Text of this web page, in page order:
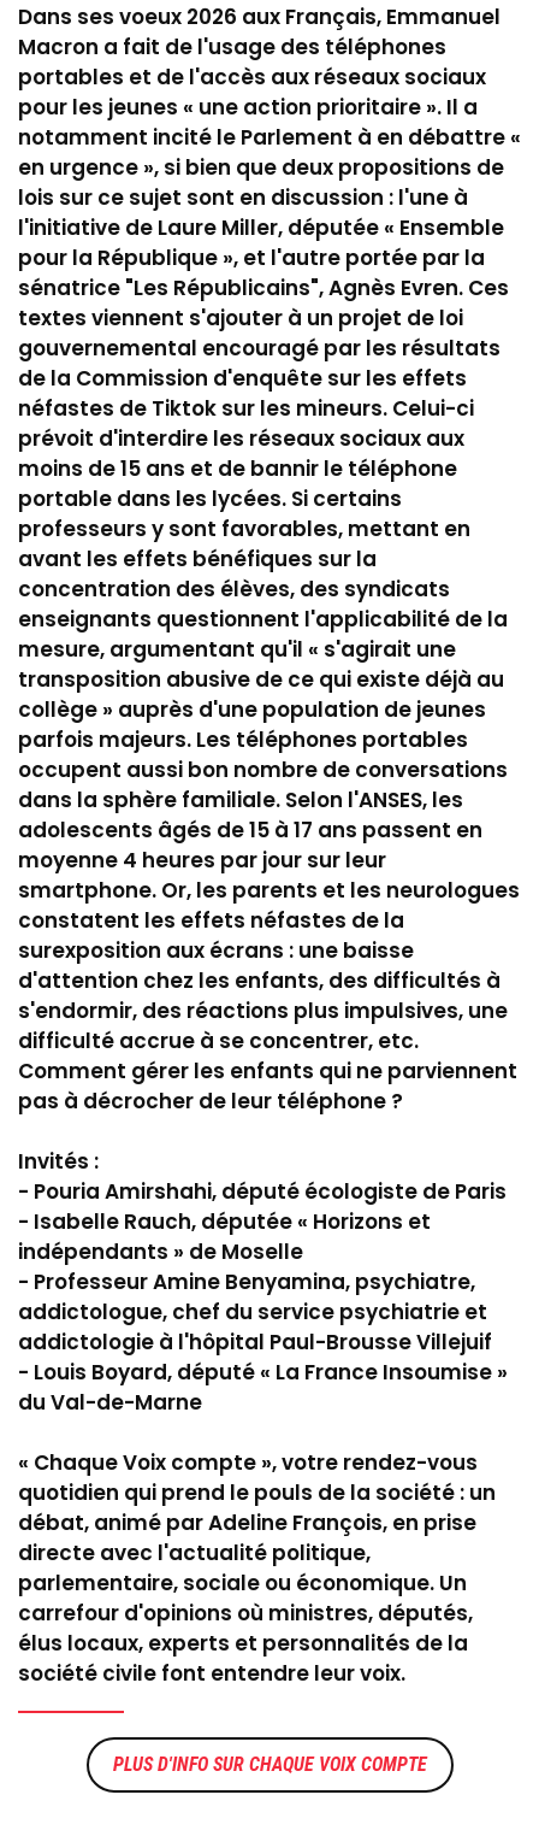
Dans ses voeux 2026 aux Français, Emmanuel
Macron a fait de l'usage des téléphones
portables et de l'accès aux réseaux sociaux
pour les jeunes « une action prioritaire ». Il a
notamment incité le Parlement à en débattre «
en urgence », si bien que deux propositions de
lois sur ce sujet sont en discussion : l'une à
l'initiative de Laure Miller, députée « Ensemble
pour la République », et l'autre portée par la
sénatrice "Les Républicains", Agnès Evren. Ces
textes viennent s'ajouter à un projet de loi
gouvernemental encouragé par les résultats
de la Commission d'enquête sur les effets
néfastes de Tiktok sur les mineurs. Celui-ci
prévoit d'interdire les réseaux sociaux aux
moins de 15 ans et de bannir le téléphone
portable dans les lycées. Si certains
professeurs y sont favorables, mettant en
avant les effets bénéfiques sur la
concentration des élèves, des syndicats
enseignants questionnent l'applicabilité de la
mesure, argumentant qu'il « s'agirait une
transposition abusive de ce qui existe déjà au
collège » auprès d'une population de jeunes
parfois majeurs. Les téléphones portables
occupent aussi bon nombre de conversations
dans la sphère familiale. Selon l'ANSES, les
adolescents âgés de 15 à 17 ans passent en
moyenne 4 heures par jour sur leur
smartphone. Or, les parents et les neurologues
constatent les effets néfastes de la
surexposition aux écrans : une baisse
d'attention chez les enfants, des difficultés à
s'endormir, des réactions plus impulsives, une
difficulté accrue à se concentrer, etc.
Comment gérer les enfants qui ne parviennent
pas à décrocher de leur téléphone ?
Invités :
- Pouria Amirshahi, député écologiste de Paris
- Isabelle Rauch, députée « Horizons et
indépendants » de Moselle
- Professeur Amine Benyamina, psychiatre,
addictologue, chef du service psychiatrie et
addictologie à l'hôpital Paul-Brousse Villejuif
- Louis Boyard, député « La France Insoumise »
du Val-de-Marne
« Chaque Voix compte », votre rendez-vous
quotidien qui prend le pouls de la société : un
débat, animé par Adeline François, en prise
directe avec l'actualité politique,
parlementaire, sociale ou économique. Un
carrefour d'opinions où ministres, députés,
élus locaux, experts et personnalités de la
société civile font entendre leur voix.
CHAQUE VOIX COMPTE